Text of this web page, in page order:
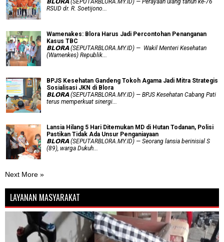
𝗕𝗟𝗢𝗥𝗔 (SEPUTARBLORA.MY.ID) — Perayaan ulang tahun ke-76
RSUD dr. R. Soetijono...
Wamenakes: Blora Harus Jadi Percontohan Penanganan
Kasus TBC
𝗕𝗟𝗢𝗥𝗔 (SEPUTARBLORA.MY.ID) — Wakil Menteri Kesehatan
(Wamenkes) Republik...
BPJS Kesehatan Gandeng Tokoh Agama Jadi Mitra Strategis
Sosialisasi JKN di Blora
𝗕𝗟𝗢𝗥𝗔 (SEPUTARBLORA.MY.ID) — BPJS Kesehatan Cabang Pati
terus memperkuat sinergi...
Lansia Hilang 5 Hari Ditemukan MD di Hutan Todanan, Polisi
Pastikan Tidak Ada Unsur Penganiayaan
𝗕𝗟𝗢𝗥𝗔 (SEPUTARBLORA.MY.ID) — Seorang lansia berinisial S
(89), warga Dukuh...
Next More »
LAYANAN MASYARAKAT